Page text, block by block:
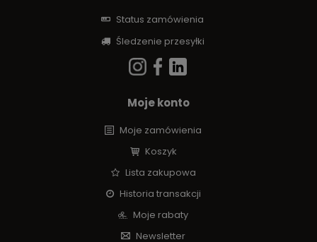
Status zamówienia
Śledzenie przesyłki
Moje konto
Moje zamówienia
Koszyk
Lista zakupowa
Historia transakcji
Moje rabaty
Newsletter